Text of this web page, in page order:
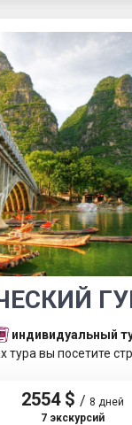
индивидуальный
тура вы посетите
2554 $ / 8 дней
7 экскурсий